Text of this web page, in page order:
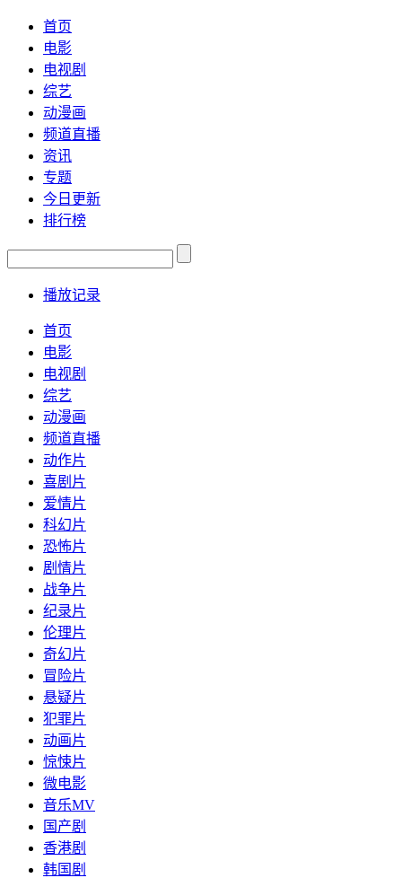
首页
电影
电视剧
综艺
动漫画
频道直播
资讯
专题
今日更新
排行榜
播放记录
首页
电影
电视剧
综艺
动漫画
频道直播
动作片
喜剧片
爱情片
科幻片
恐怖片
剧情片
战争片
纪录片
伦理片
奇幻片
冒险片
悬疑片
犯罪片
动画片
惊悚片
微电影
音乐MV
国产剧
香港剧
韩国剧